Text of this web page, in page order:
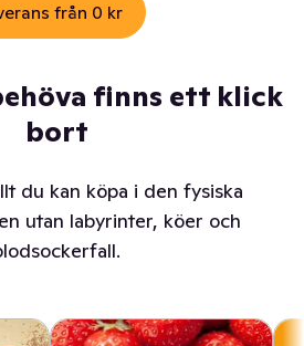
från 0 kr
finns ett klick
bort
du kan köpa i den fysiska
utan labyrinter, köer och